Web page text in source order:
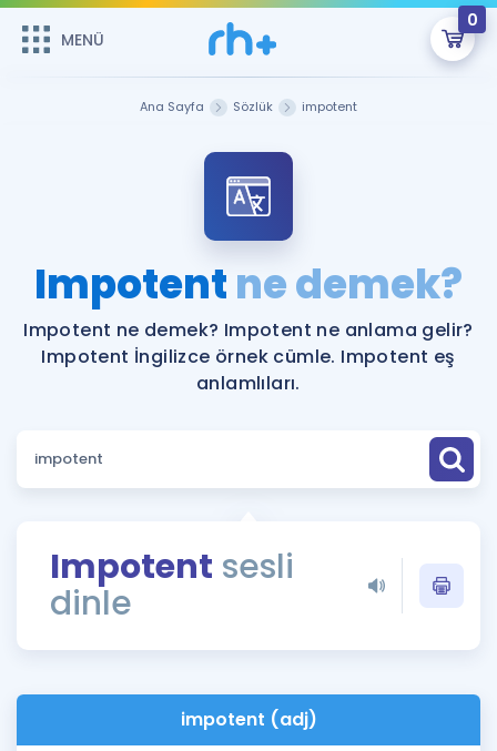
MENÜ
0
ÜYE DEĞİLİM
Sepetin Şu An Boş.
Remzi Hoca ile seni sınava hazırlayacak onlarca eğitim seni
bekliyor!
MENÜ
Katılımcı Görüşleri
Faydalı Araçlar
Sözlük
Rehberlik Aracı
ÖSYM Sınav Takvimi
Hakkımızda
Ana Sayfa Sözlük impotent
Impotentne demek?
Impotent ne demek? Impotent ne anlama gelir?
Impotent İngilizce örnek cümle. Impotent eş
anlamlıları.
Impotent sesli
dinle
impotent (adj)